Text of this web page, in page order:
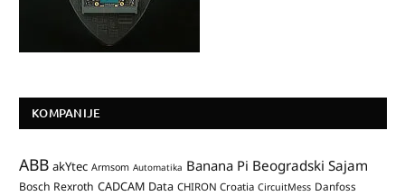
KOMPANIJE
ABB akYtec Armsom Automatika Banana Pi Beogradski Sajam
Bosch Rexroth CADCAM Data CHIRON Croatia CircuitMess Danfoss